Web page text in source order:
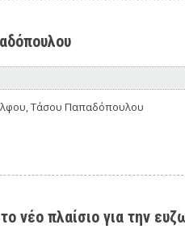
Τάσου Παπαδόπουλου
νέο πλαίσιο για την